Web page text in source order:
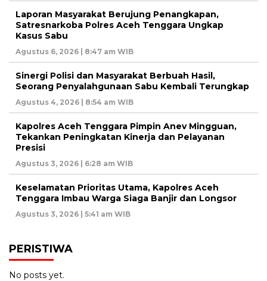
Laporan Masyarakat Berujung Penangkapan,
Satresnarkoba Polres Aceh Tenggara Ungkap
Kasus Sabu
Agustus 6, 2026 | 8:47 am WIB
Sinergi Polisi dan Masyarakat Berbuah Hasil,
Seorang Penyalahgunaan Sabu Kembali Terungkap
Agustus 4, 2026 | 8:54 am WIB
Kapolres Aceh Tenggara Pimpin Anev Mingguan,
Tekankan Peningkatan Kinerja dan Pelayanan
Presisi
Agustus 3, 2026 | 6:28 am WIB
Keselamatan Prioritas Utama, Kapolres Aceh
Tenggara Imbau Warga Siaga Banjir dan Longsor
Agustus 3, 2026 | 5:41 am WIB
PERISTIWA
No posts yet.